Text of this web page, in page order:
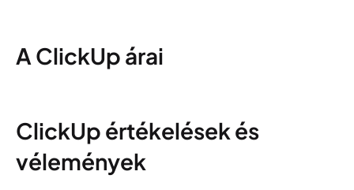
A ClickUp árai
ClickUp értékelések és
vélemények